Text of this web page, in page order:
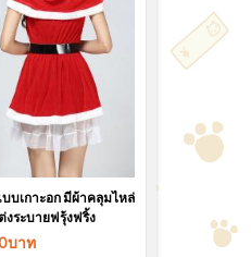
บเกาะอก มีผ้าคลุมไหล่
งระบายฟรุ้งฟริ้ง
บาท